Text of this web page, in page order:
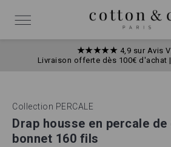
contenu
Basculer
★★★★★ 4,9 sur Avis
Livraison offerte dès 100€ d'achat
Collection PERCALE
Drap housse en percale
bonnet 160 fils
the
end
of
the
the
beginning
of
the